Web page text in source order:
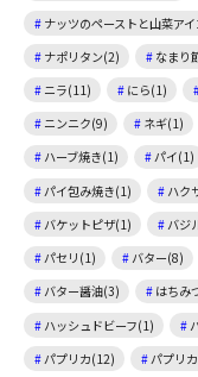
ナッツのペーストと山菜ア
ナポリタン(2)
なまり
ニラ(11)
にら(1)
ニンニク(9)
ネギ(1)
ハーブ焼き(1)
パイ(1)
パイ包み焼き(1)
ハク
バケットピザ(1)
バジ
パセリ(1)
バター(8)
バター醤油(3)
はちみ
ハッシュドビーフ(1)
パプリカ(12)
パプリ